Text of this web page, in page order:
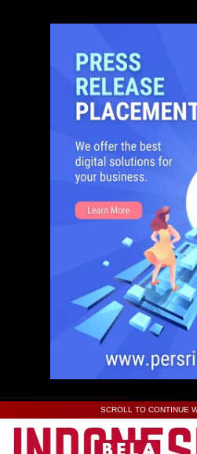
SCROLL TO CONTINUE